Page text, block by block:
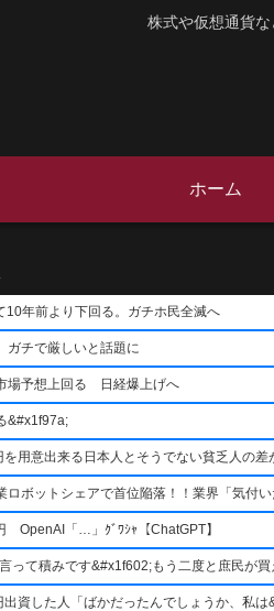
株式や仮想通貨
ホーム
10年前より下回る。ガチホ民全滅へ
ガチで厳しいと話題に
場予想上回る 日経爆上げへ
&#x1f97a;
用意出来る日本人とそうでない貧乏人の差
ロボットシェアで首位陥落！！業界「気付
OpenAI「…」ｸﾞﾜｼｬ【ChatGPT】
って積みです&#x1f602;もう二度と庶民が
資した人「ばかだったんでしょうか、私は